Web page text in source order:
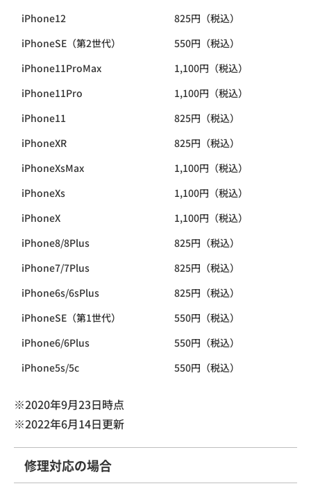
iPhone12
825円（税込）
iPhoneSE（第2世代）
550円（税込）
iPhone11ProMax
1,100円（税込）
iPhone11Pro
1,100円（税込）
iPhone11
825円（税込）
iPhoneXR
825円（税込）
iPhoneXsMax
1,100円（税込）
iPhoneXs
1,100円（税込）
iPhoneX
1,100円（税込）
iPhone8/8Plus
825円（税込）
iPhone7/7Plus
825円（税込）
iPhone6s/6sPlus
825円（税込）
iPhoneSE（第1世代）
550円（税込）
iPhone6/6Plus
550円（税込）
iPhone5s/5c
550円（税込）
※2020年9月23日時点
※2022年6月14日更新
修理対応の場合